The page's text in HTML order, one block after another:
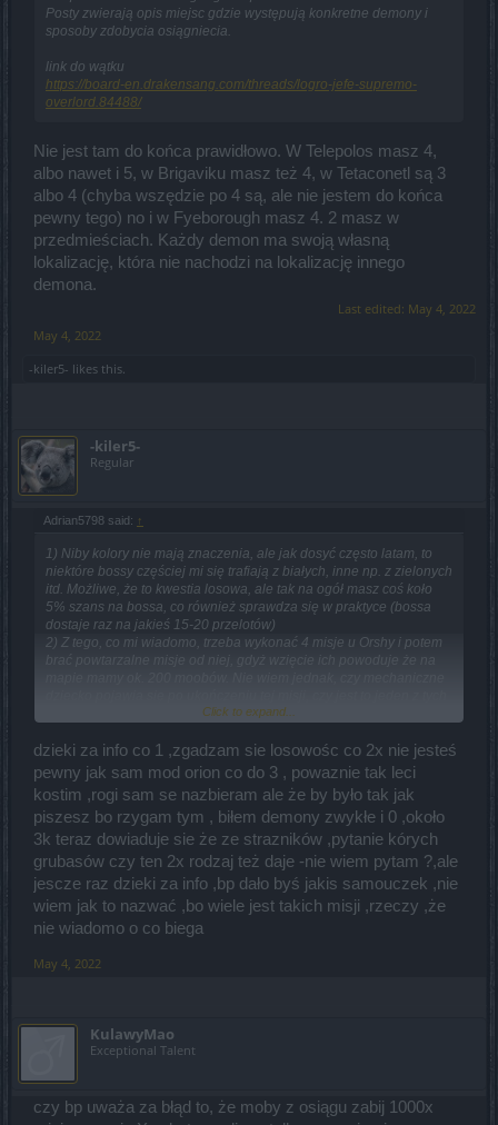
Posty zwierają opis miejsc gdzie występują konkretne demony i
sposoby zdobycia osiągniecia.
link do wątku
https://board-en.drakensang.com/threads/logro-jefe-supremo-
overlord.84488/
Nie jest tam do końca prawidłowo. W Telepolos masz 4,
albo nawet i 5, w Brigaviku masz też 4, w Tetaconetl są 3
albo 4 (chyba wszędzie po 4 są, ale nie jestem do końca
pewny tego) no i w Fyeborough masz 4. 2 masz w
przedmieściach. Każdy demon ma swoją własną
lokalizację, która nie nachodzi na lokalizację innego
demona.
Last edited: May 4, 2022
May 4, 2022
-kiler5- likes this.
-kiler5-
Regular
Adrian5798 said: ↑
1) Niby kolory nie mają znaczenia, ale jak dosyć często latam, to
niektóre bossy częściej mi się trafiają z białych, inne np. z zielonych
itd. Możliwe, że to kwestia losowa, ale tak na ogół masz coś koło
5% szans na bossa, co również sprawdza się w praktyce (bossa
dostaje raz na jakieś 15-20 przelotów)
2) Z tego, co mi wiadomo, trzeba wykonać 4 misje u Orshy i potem
brać powtarzalne misje od niej, gdyż wzięcie ich powoduje że na
200 moobów, czy jest oznaczony czaszką na mapie itp., ale na
3) Drop kostiumu nie jest niski. Taki fajny protip polecam - jeśli
masz kogoś, kto ma uzbierane rogi z misji w Telepolos, to niech ci
respi te bossiki. Tam zawsze masz 4-5 bossów na jednej mapie,
więc idzie dużo szybciej ten kostium wyfarmić niż np. na takim
Brigaviku. Nie musisz wtedy marnować tyle czasu, ile byś
wymarnował na ciągłe farmienie rogów do map, no i pozwala to na
szybką farmę. Jeśli byłbyś z Heredura, to mógłbym nawet sam ci w
tym pomóc, bo te rogi mam wszędzie pozbierane
I tak, kostium
leci tylko ze strażników oznaczonych czachą.
Też polecam ten sposób do farmy demonów do osiągnięć, bo jak ci
kolega mający uzbierane rogi, wyjdzie z mapki i wejdzie na nową,
tylko to, żeby ich nie ubijać, kiedy ziomek z rogami jest nadal na
Nie jest tam do końca prawidłowo. W Telepolos masz 4, albo nawet
Fyeborough masz 4. 2 masz w przedmieściach. Każdy demon ma
Click to expand...
dzieki za info co 1 ,zgadzam sie losowośc co 2x nie jesteś
pewny jak sam mod orion co do 3 , powaznie tak leci
kostim ,rogi sam se nazbieram ale że by było tak jak
piszesz bo rzygam tym , biłem demony zwykłe i 0 ,około
3k teraz dowiaduje sie że ze strazników ,pytanie kórych
grubasów czy ten 2x rodzaj też daje -nie wiem pytam ?,ale
jescze raz dzieki za info ,bp dało byś jakis samouczek ,nie
wiem jak to nazwać ,bo wiele jest takich misji ,rzeczy ,że
nie wiadomo o co biega
May 4, 2022
KulawyMao
Exceptional Talent
czy bp uważa za błąd to, że moby z osiągu zabij 1000x